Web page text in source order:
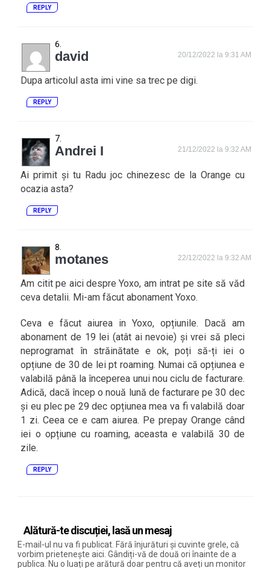
REPLY
david 20/12/2022 la 9:31 AM
Dupa articolul asta imi vine sa trec pe digi.
REPLY
Andrei I 21/12/2022 la 9:32 AM
Ai primit și tu Radu joc chinezesc de la Orange cu
ocazia asta?
REPLY
motanes 22/12/2022 la 9:32 AM
Am citit pe aici despre Yoxo, am intrat pe site să văd
ceva detalii. Mi-am făcut abonament Yoxo.
Ceva e făcut aiurea in Yoxo, opțiunile. Dacă am
abonament de 19 lei (atât ai nevoie) și vrei să pleci
neprogramat în străinătate e ok, poți să-ți iei o
opțiune de 30 de lei pt roaming. Numai că opțiunea e
valabilă până la începerea unui nou ciclu de facturare.
Adică, dacă încep o nouă lună de facturare pe 30 dec
și eu plec pe 29 dec opțiunea mea va fi valabilă doar
1 zi. Ceea ce e cam aiurea. Pe prepay Orange când
iei o opțiune cu roaming, aceasta e valabilă 30 de
zile.
REPLY
Alătură-te discuției, lasă un mesaj
E-mail-ul nu va fi publicat. Fără înjurături și cuvinte grele, că
vorbim prietenește aici. Gândiți-vă de două ori înainte de a
publica. Nu o luați pe arătură doar pentru că aveți un monitor